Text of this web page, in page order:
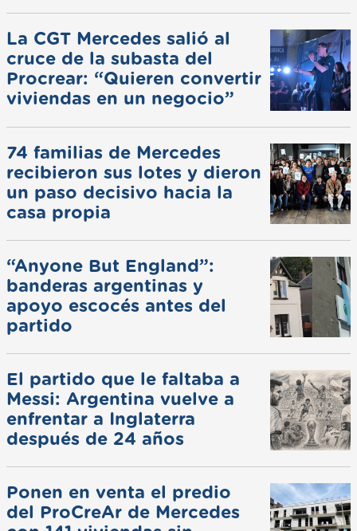
La CGT Mercedes salió al
cruce de la subasta del
Procrear: “Quieren convertir
viviendas en un negocio”
74 familias de Mercedes
recibieron sus lotes y dieron
un paso decisivo hacia la
casa propia
“Anyone But England”:
banderas argentinas y
apoyo escocés antes del
partido
El partido que le faltaba a
Messi: Argentina vuelve a
enfrentar a Inglaterra
después de 24 años
Ponen en venta el predio
del ProCreAr de Mercedes